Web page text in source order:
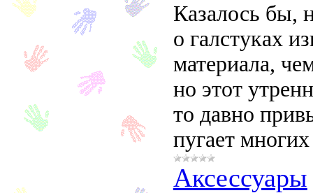
Казалось бы,
о галстуках
материала,
но этот
то давно
пугает
Аксессуары